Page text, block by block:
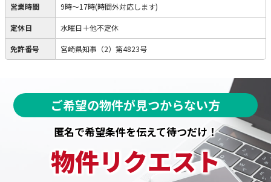
営業時間 9時～17時(時間外対応します)
定休日 水曜日＋他不定休
免許番号 宮崎県知事（2）第4823号
ご希望の物件が見つからない方
匿名で希望条件を伝えて待つだけ！
物件リクエスト